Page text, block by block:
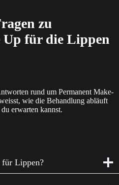
zu
Up für die Lippen
rund um Permanent Make-
wie die Behandlung abläuft
erwarten kannst.
für Lippen?